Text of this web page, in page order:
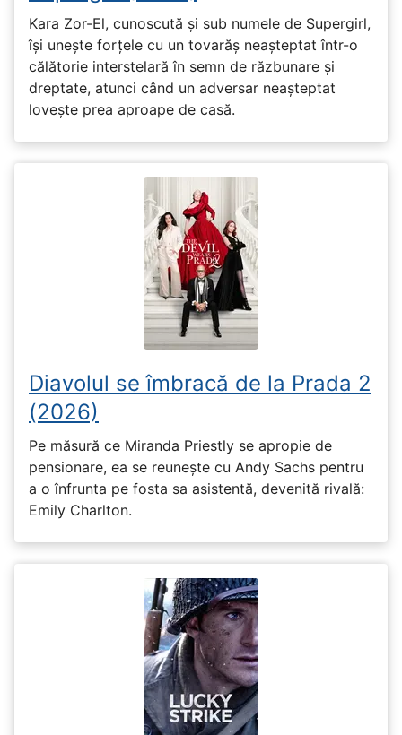
Kara Zor-El, cunoscută și sub numele de Supergirl,
își unește forțele cu un tovarăș neașteptat într-o
călătorie interstelară în semn de răzbunare și
dreptate, atunci când un adversar neașteptat
lovește prea aproape de casă.
Diavolul se îmbracă de la Prada 2
(2026)
Pe măsură ce Miranda Priestly se apropie de
pensionare, ea se reunește cu Andy Sachs pentru
a o înfrunta pe fosta sa asistentă, devenită rivală:
Emily Charlton.